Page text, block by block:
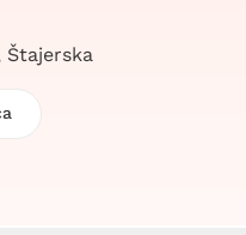
Štajerska